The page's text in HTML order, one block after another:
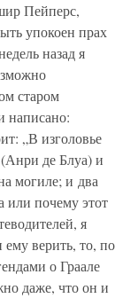
Пейперс,
упокоен прах
назад я
старом
написано:
„В изголовье
де Блуа) и
могиле; и два
или почему этот
я
ему верить, то, по
о Граале
даже, что он и